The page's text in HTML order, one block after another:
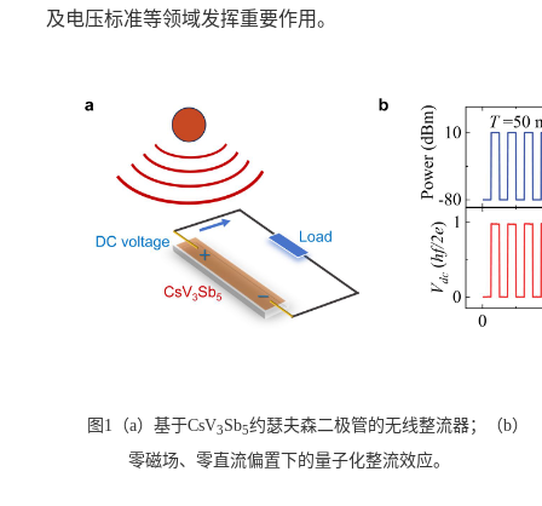
及电压标准等领域发挥重要作用。
图1（a） 基于CsV3Sb5约瑟夫森二极管的无线整流器；（b）
零磁场、零直流偏置下的量子化整流效应。